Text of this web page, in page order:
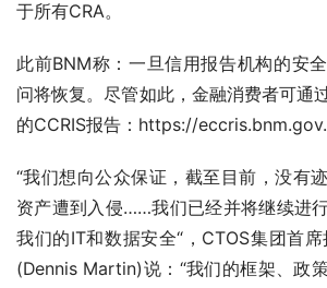
于所有CRA。
此前BNM称：一旦信用报告机构的安
问将恢复。尽管如此，金融消费者可通
的CCRIS报告：https://
“我们想向公众保证，截至目前，没有
资产遭到入侵……我们已经并将继续进
我们的IT和数据安全“，CTOS集团首
(Dennis Martin)说：“我们的框架、政